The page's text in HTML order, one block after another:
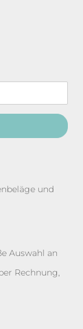
und
Auswahl an
Rechnung,